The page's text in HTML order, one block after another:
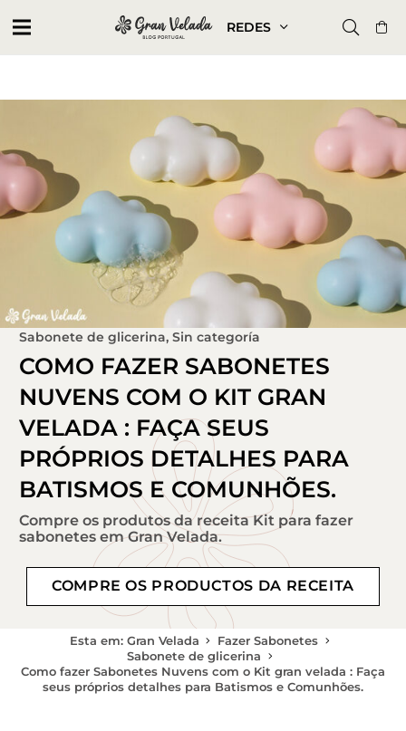
REDES
Sabonete de glicerina, Sin categoría
COMO FAZER SABONETES
NUVENS COM O KIT GRAN
VELADA : FAÇA SEUS
PRÓPRIOS DETALHES PARA
BATISMOS E COMUNHÕES.
Compre os produtos da receita Kit para fazer
sabonetes em Gran Velada.
COMPRE OS PRODUCTOS DA RECEITA
Esta em: Gran Velada
Fazer Sabonetes
Sabonete de glicerina
Como fazer Sabonetes Nuvens com o Kit gran velada : Faça
seus próprios detalhes para Batismos e Comunhões.